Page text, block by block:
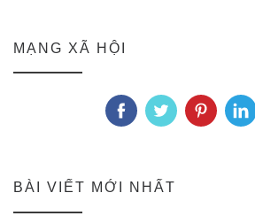
MẠNG XÃ HỘI
BÀI VIẾT MỚI NHẤT